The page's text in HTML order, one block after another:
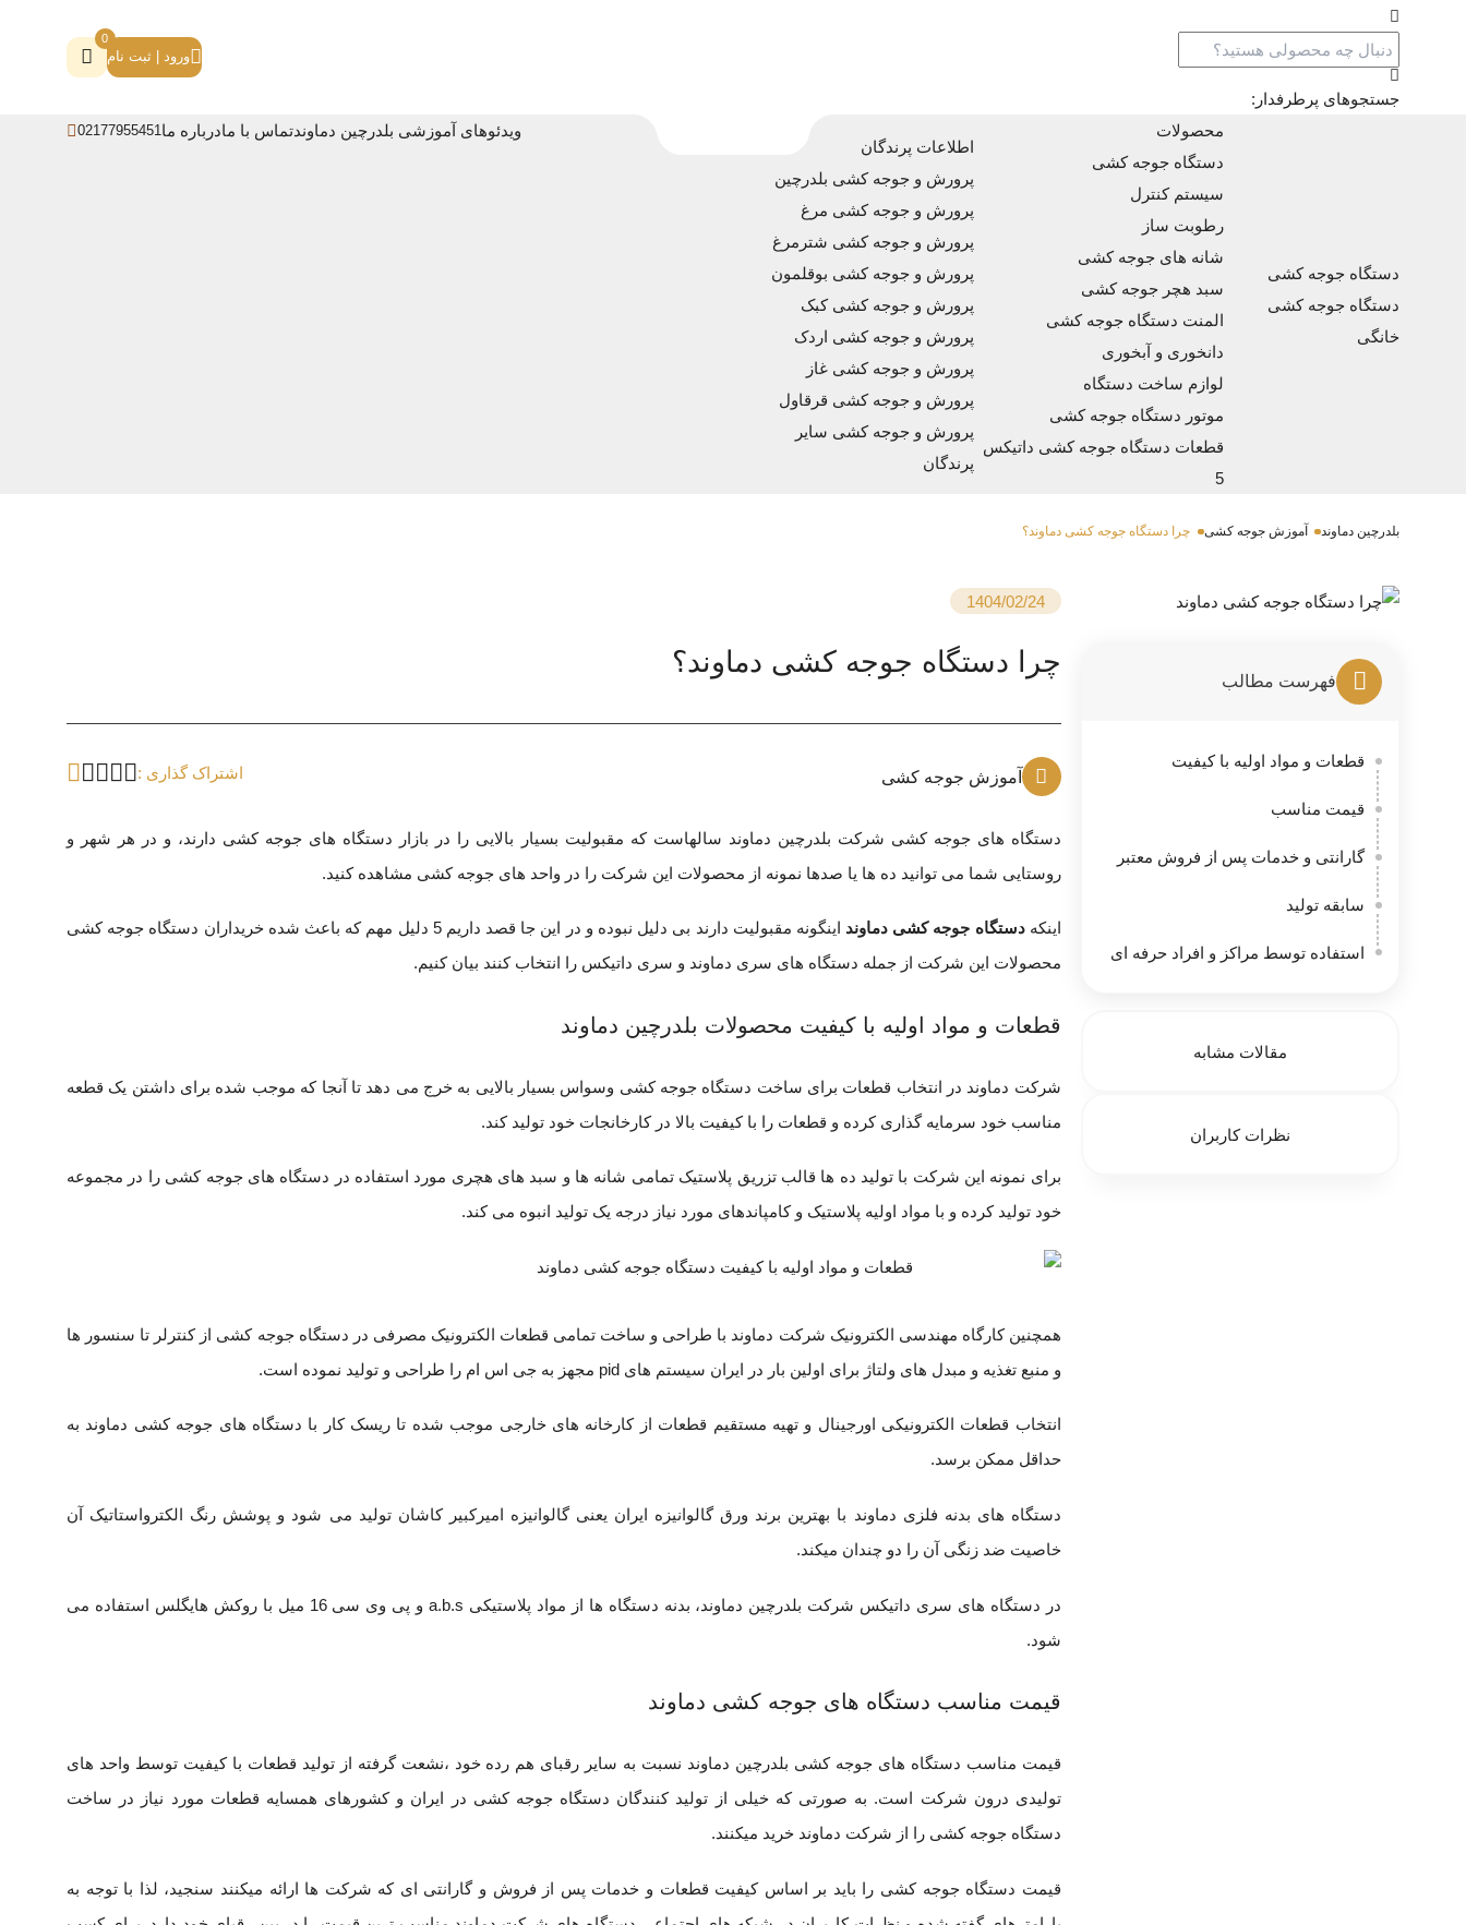
جستجوهای پرطرفدار:
ورود | ثبت نام
0
دستگاه جوجه کشی
دستگاه جوجه کشی
خانگی
محصولات
دستگاه جوجه کشی
سیستم کنترل
رطوبت ساز
شانه های جوجه کشی
سبد هچر جوجه کشی
المنت دستگاه جوجه کشی
دانخوری و آبخوری
لوازم ساخت دستگاه
موتور دستگاه جوجه کشی
قطعات دستگاه جوجه کشی داتیکس
5
اطلاعات پرندگان
پرورش و جوجه کشی بلدرچین
پرورش و جوجه کشی مرغ
پرورش و جوجه کشی شترمرغ
پرورش و جوجه کشی بوقلمون
پرورش و جوجه کشی کبک
پرورش و جوجه کشی اردک
پرورش و جوجه کشی غاز
پرورش و جوجه کشی قرقاول
پرورش و جوجه کشی سایر
پرندگان
ویدئوهای آموزشی بلدرچین دماوندتماس با مادرباره ما 02177955451
بلدرچین دماوند آموزش جوجه کشی چرا دستگاه جوجه کشی دماوند؟
فهرست مطالب
قطعات و مواد اولیه با کیفیت
قیمت مناسب
گارانتی و خدمات پس از فروش معتبر
سابقه تولید
استفاده توسط مراکز و افراد حرفه ای
مقالات مشابه
نظرات کاربران
1404/02/24
چرا دستگاه جوجه کشی دماوند؟
آموزش جوجه کشی اشتراک گذاری :
دستگاه های جوجه کشی شرکت بلدرچین دماوند سالهاست که مقبولیت بسیار بالایی را در بازار دستگاه های جوجه کشی دارند، و در هر شهر و
روستایی شما می توانید ده ها یا صدها نمونه از محصولات این شرکت را در واحد های جوجه کشی مشاهده کنید.
اینکهدستگاه جوجه کشی دماوند
اینگونه مقبولیت دارند بی دلیل نبوده و در این جا قصد داریم 5 دلیل مهم که باعث شده خریداران دستگاه جوجه کشی
محصولات این شرکت از جمله دستگاه های سری دماوند و سری داتیکس را انتخاب کنند بیان کنیم.
قطعات و مواد اولیه با کیفیت محصولات بلدرچین دماوند
شرکت دماوند در انتخاب قطعات برای ساخت دستگاه جوجه کشی وسواس بسیار بالایی به خرج می دهد تا آنجا که موجب شده برای داشتن یک قطعه
مناسب خود سرمایه گذاری کرده و قطعات را با کیفیت بالا در کارخانجات خود تولید کند.
برای نمونه این شرکت با تولید ده ها قالب تزریق پلاستیک تمامی شانه ها و سبد های هچری مورد استفاده در دستگاه های جوجه کشی را در مجموعه
خود تولید کرده و با مواد اولیه پلاستیک و کامپاندهای مورد نیاز درجه یک تولید انبوه می کند.
همچنین کارگاه مهندسی الکترونیک شرکت دماوند با طراحی و ساخت تمامی قطعات الکترونیک مصرفی در دستگاه جوجه کشی از کنترلر تا سنسور ها
و منبع تغذیه و مبدل های ولتاژ برای اولین بار در ایران سیستم های pid مجهز به جی اس ام را طراحی و تولید نموده است.
انتخاب قطعات الکترونیکی اورجینال و تهیه مستقیم قطعات از کارخانه های خارجی موجب شده تا ریسک کار با دستگاه های جوجه کشی دماوند به
حداقل ممکن برسد.
دستگاه های بدنه فلزی دماوند با بهترین برند ورق گالوانیزه ایران یعنی گالوانیزه امیرکبیر کاشان تولید می شود و پوشش رنگ الکترواستاتیک آن
خاصیت ضد زنگی آن را دو چندان میکند.
در دستگاه های سری داتیکس شرکت بلدرچین دماوند، بدنه دستگاه ها از مواد پلاستیکی a.b.s و پی وی سی 16 میل با روکش هایگلس استفاده می
شود.
قیمت مناسب دستگاه های جوجه کشی دماوند
قیمت مناسب دستگاه های جوجه کشی بلدرچین دماوند نسبت به سایر رقبای هم رده خود ،نشعت گرفته از تولید قطعات با کیفیت توسط واحد های
تولیدی درون شرکت است. به صورتی که خیلی از تولید کنندگان دستگاه جوجه کشی در ایران و کشورهای همسایه قطعات مورد نیاز در ساخت
دستگاه جوجه کشی را از شرکت دماوند خرید میکنند.
قیمت دستگاه جوجه کشی را باید بر اساس کیفیت قطعات و خدمات پس از فروش و گارانتی ای که شرکت ها ارائه میکنند سنجید، لذا با توجه به